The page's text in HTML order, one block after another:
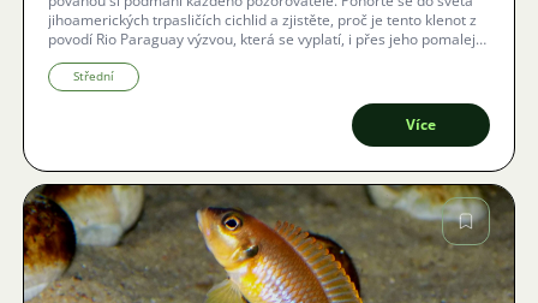
jihoamerických trpasličích cichlid a zjistěte, proč je tento klenot z
povodí Rio Paraguay výzvou, která se vyplatí, i přes jeho pomalejší
růst a specifické nároky na čistotu vody.
Střední
Více